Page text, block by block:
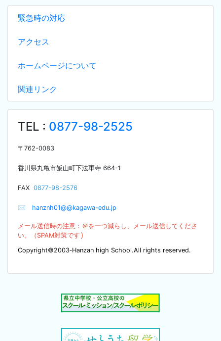
緊急時の対応
アクセス
ホームページについて
関連リンク
TEL : 0877-98-2525
〒 762-0083
香川県丸亀市飯山町下法軍寺 664-1
FAX 0877-98-2576
✉ hanznh01@@kagawa-edu.jp
メール送信時の注意：＠を一つ減らし、メール送信してくださ
い。（SPAM対策です ）
Copyright©2003‐Hanzan high School.All rights reserved.